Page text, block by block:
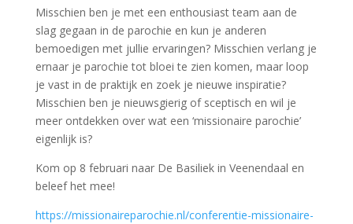
Misschien ben je met een enthousiast team aan de
slag gegaan in de parochie en kun je anderen
bemoedigen met jullie ervaringen? Misschien verlang je
ernaar je parochie tot bloei te zien komen, maar loop
je vast in de praktijk en zoek je nieuwe inspiratie?
Misschien ben je nieuwsgierig of sceptisch en wil je
meer ontdekken over wat een ‘missionaire parochie’
eigenlijk is?
Kom op 8 februari naar De Basiliek in Veenendaal en
beleef het mee!
https://missionaireparochie.nl/conferentie-missionaire-